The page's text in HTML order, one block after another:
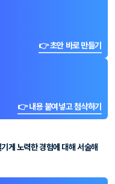
👉 초안 바로 만들기
👉 내용 붙여넣고 첨삭하기
게 노력한 경험에 대해 서술해